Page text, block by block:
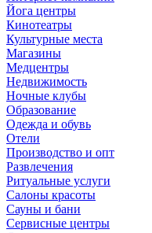
Йога центры
Кинотеатры
Культурные места
Магазины
Медцентры
Недвижимость
Ночные клубы
Образование
Одежда и обувь
Отели
Производство и опт
Развлечения
Ритуальные услуги
Салоны красоты
Сауны и бани
Сервисные центры